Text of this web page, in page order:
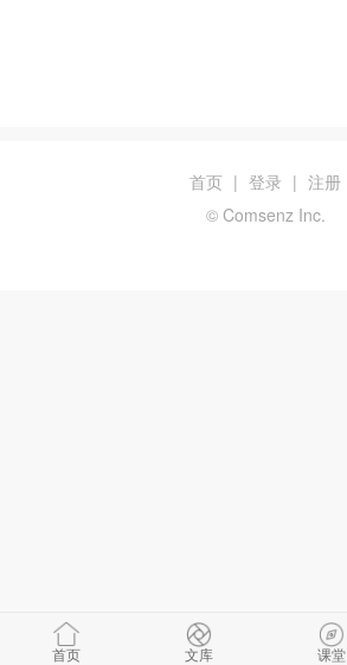
首页 文库 课堂
首页 | 登录 | 注册
© Comsenz Inc.